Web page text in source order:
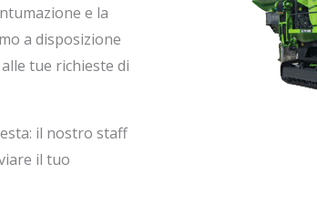
e la
a disposizione
tue richieste di
il nostro staff
il tuo